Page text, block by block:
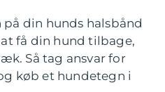
din hunds halsbånd
få din hund tilbage,
Så tag ansvar for
køb et hundetegn i